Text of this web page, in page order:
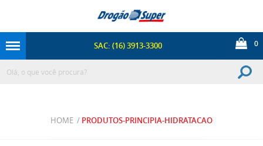
SAC: (16) 3913-3300 0
HOME / PRODUTOS-PRINCIPIA-HIDRATACAO